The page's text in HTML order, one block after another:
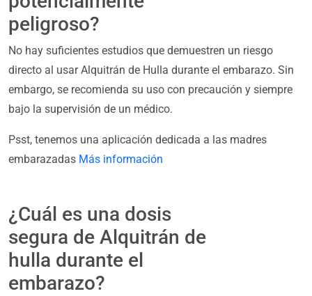
peligroso?
No hay suficientes estudios que demuestren un riesgo
directo al usar Alquitrán de Hulla durante el embarazo. Sin
embargo, se recomienda su uso con precaución y siempre
bajo la supervisión de un médico.
Psst, tenemos una aplicación dedicada a las madres
embarazadas Más información
¿Cuál es una dosis
segura de Alquitrán de
hulla durante el
embarazo?